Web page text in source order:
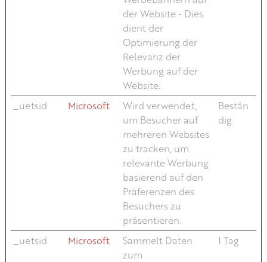
der Website - Dies
dient der
Optimierung der
Relevanz der
Werbung auf der
Website.
_uetsid
Microsoft
Wird verwendet,
um Besucher auf
mehreren Websites
zu tracken, um
relevante Werbung
basierend auf den
Präferenzen des
Besuchers zu
präsentieren.
Bestän
dig
_uetsid Microsoft
Sammelt Daten
zum
1 Tag